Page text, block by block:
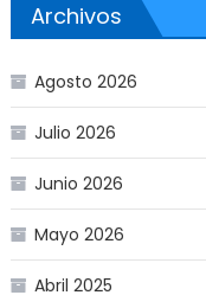
Archivos
Agosto 2026
Julio 2026
Junio 2026
Mayo 2026
Abril 2025